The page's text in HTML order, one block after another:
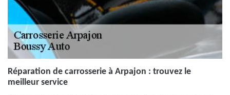
Réparation de carrosserie à Arpajon : trouvez le
meilleur service